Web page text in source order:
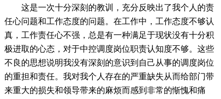
这是一次十分深刻的教训，充分反映出了我个人的责
任心问题和工作态度的问题。在工作中，工作态度不够认
真，工作责任心不强，总是有一种满足于现状没有十分积
极进取的心态，对于中控调度岗位职责认知度不够。这些
不良的思想说明我没有深刻的意识到自己从事的调度岗位
的重担和责任。我对我个人存在的严重缺失从而给部门带
来重大的损失和领导带来的麻烦而感到非常的惭愧和痛